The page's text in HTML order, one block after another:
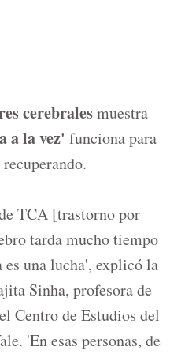
cerebralesmuestra
a la vez' funciona para
TCA [trastorno por
tarda mucho tiempo
es una lucha', explicó la
Sinha, profesora de
Centro de Estudios del
'En esas personas, de